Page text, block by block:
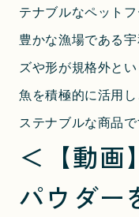
テナブルなペットフ
豊かな漁場である
ズや形が規格外と
魚を積極的に活用
ステナブルな商品で
＜【動画
パウダー